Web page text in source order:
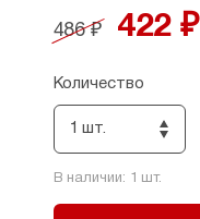
486 ₽ 422 ₽
Количество
1 шт.
В наличии: 1 шт.